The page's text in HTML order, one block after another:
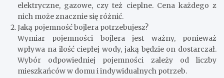
elektryczne, gazowe, czy też cieplne. Cena każdego z
nich może znacznie się różnić.
Jaką pojemność bojlera potrzebujesz?
Wymiar pojemności bojlera jest ważny, ponieważ
wpływa na ilość ciepłej wody, jaką będzie on dostarczał.
Wybór odpowiedniej pojemności zależy od liczby
mieszkańców w domu i indywidualnych potrzeb.